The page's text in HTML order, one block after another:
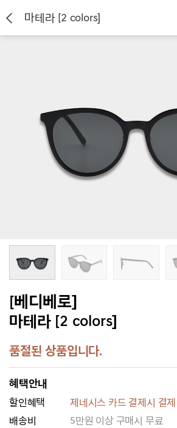
마테라 [2 colors]
[베디베로]
마테라 [2 colors]
품절된 상품입니다.
혜택안내
할인혜택
제네시스 카드 결제시 결
배송비
5만원 이상 구매시 무료